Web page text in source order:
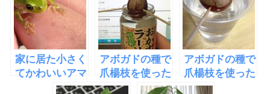
C」
た
家に居た小さく
てかわいいアマ
ガエルを捕まえ
アボガドの種で
爪楊枝を使った
水耕栽培にチャ
アボガドの種で
爪楊枝を使った
水耕栽培・その